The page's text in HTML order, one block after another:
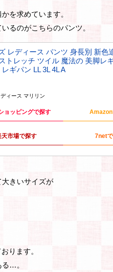
を求めています。
るのがこちらのパンツ。
レディース パンツ 身長別 新色
トレッチ ツイル 魔法の 美脚レ
ギパン LL 3L 4L A
ィース マリリン
ョッピングで探す
天市場で探す 7net
きいサイズが
ります。
…。